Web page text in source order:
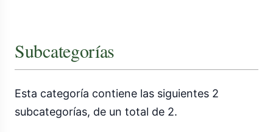
Subcategorías
Esta categoría contiene las siguientes 2
subcategorías, de un total de 2.